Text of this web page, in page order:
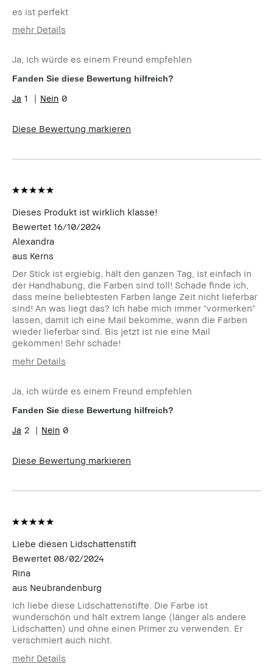
es ist perfekt
mehr Details
Hauttyp
Normal
Hautton
Hell - Mittel
Hautbedürfnis(se)
Ja, ich würde es einem Freund empfehlen
Fanden Sie diese Bewertung hilfreich?
1 0
Diese Bewertung markieren
Dieses Produkt ist wirklich klasse!
Bewertet 16/10/2024
Alexandra
aus Kerns
Der Stick ist ergiebig, hält den ganzen Tag, ist einfach in
der Handhabung, die Farben sind toll! Schade finde ich,
dass meine beliebtesten Farben lange Zeit nicht lieferbar
sind! An was liegt das? Ich habe mich immer "vormerken"
lassen, damit ich eine Mail bekomme, wann die Farben
wieder lieferbar sind. Bis jetzt ist nie eine Mail
gekommen! Sehr schade!
mehr Details
Hauttyp
Trocken
Hautton
Hell - Mittel
Ja, ich würde es einem Freund empfehlen
Fanden Sie diese Bewertung hilfreich?
2 0
Diese Bewertung markieren
Liebe diesen Lidschattenstift
Bewertet 08/02/2024
Rina
aus Neubrandenburg
Ich liebe diese Lidschattenstifte. Die Farbe ist
wunderschön und hält extrem lange (länger als andere
Lidschatten) und ohne einen Primer zu verwenden. Er
verschmiert auch nicht.
mehr Details